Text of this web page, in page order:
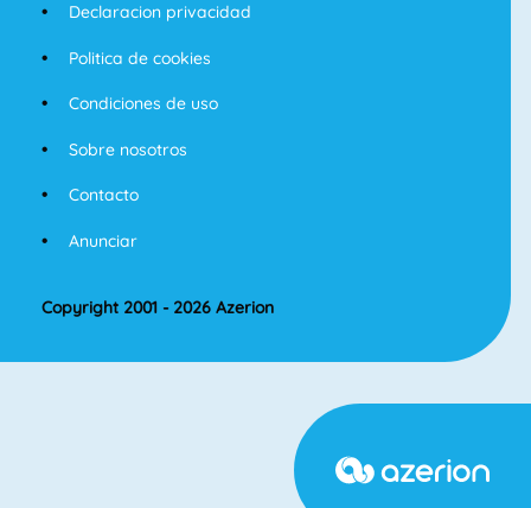
Declaracion privacidad
Politica de cookies
Condiciones de uso
Sobre nosotros
Contacto
Anunciar
Copyright 2001 - 2026 Azerion